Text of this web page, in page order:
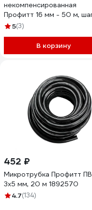
некомпенсированная
Профитт 16 мм - 50 м, шаг
см, 2 л/ч 0342924-RCS
5(3)
В корзину
452 ₽
Микротрубка Профитт
3x5 мм, 20 м 1892570
4.7(134)